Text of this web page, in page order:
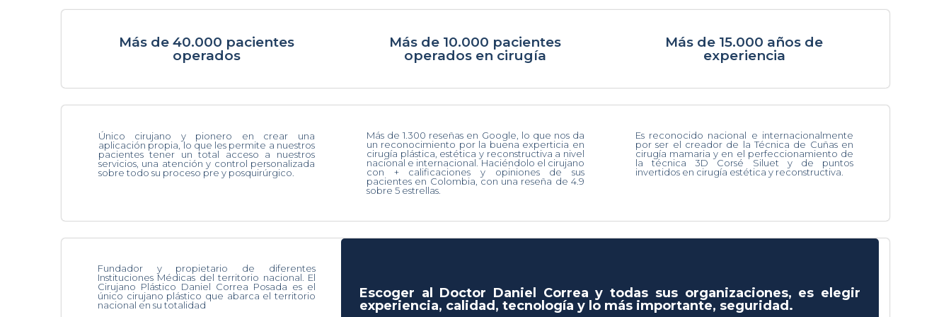
Más de 40.000 pacientes
operados
Más de 10.000 pacientes
operados en cirugía
Más de 15.000 años de
experiencia
Único cirujano y pionero en crear una
aplicación propia, lo que les permite a nuestros
pacientes tener un total acceso a nuestros
servicios, una atención y control personalizada
sobre todo su proceso pre y posquirúrgico.
Más de 1.300 reseñas en Google, lo que nos da
un reconocimiento por la buena experticia en
cirugía plástica, estética y reconstructiva a nivel
nacional e internacional. Haciéndolo el cirujano
con + calificaciones y opiniones de sus
pacientes en Colombia, con una reseña de 4.9
sobre 5 estrellas.
Es reconocido nacional e internacionalmente
por ser el creador de la Técnica de Cuñas en
cirugía mamaria y en el perfeccionamiento de
la técnica 3D Corsé Siluet y de puntos
invertidos en cirugía estética y reconstructiva.
Fundador y propietario de diferentes
Instituciones Médicas del territorio nacional. El
Cirujano Plástico Daniel Correa Posada es el
único cirujano plástico que abarca el territorio
nacional en su totalidad
Escoger al Doctor Daniel Correa y todas sus organizaciones, es elegir
experiencia, calidad, tecnología y lo más importante, seguridad.